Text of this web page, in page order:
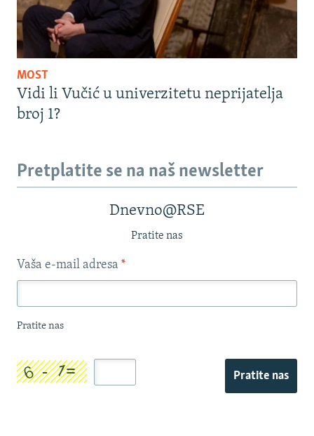
MOST
Vidi li Vučić u univerzitetu neprijatelja
broj 1?
Pretplatite se na naš newsletter
Dnevno@RSE
Pratite nas
Vaša e-mail adresa *
Pratite nas
Pratite nas